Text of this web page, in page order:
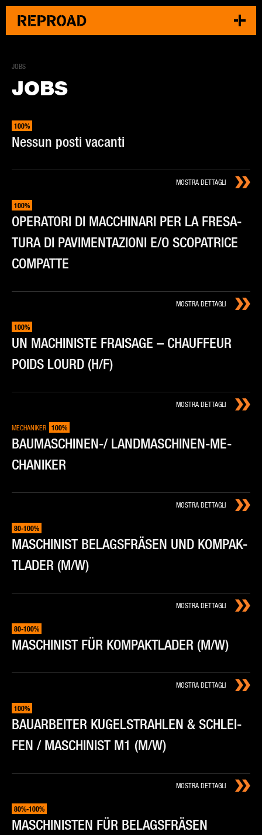
JOBS
JOBS
100%
Nes­sun po­sti va­can­ti
MOSTRA DETTAGLI
100%
OPE­RA­TO­RI DI MAC­CHI­NA­RI PER LA FRE­SA­
TU­RA DI PA­VI­MEN­TA­ZIO­NI E/O SCO­PA­TRI­CE
COM­PAT­TE
MOSTRA DETTAGLI
100%
UN MA­CHI­NI­STE FRAI­SA­GE – CHAUF­FEUR
POIDS LOURD (H/F)
MOSTRA DETTAGLI
MECHANIKER 100%
BAU­MA­SCHI­NEN-/ LAND­MA­SCHI­NEN-ME­
CHA­NI­KER
MOSTRA DETTAGLI
80-100%
MA­SCHI­NI­ST BE­LAG­SFRÄ­SEN UND KOM­PAK­
TLA­DER (M/W)
MOSTRA DETTAGLI
80-100%
MA­SCHI­NI­ST FÜR KOM­PAK­TLA­DER (M/W)
MOSTRA DETTAGLI
100%
BAUAR­BEI­TER KU­GEL­STRA­HLEN & SCHLEI­
FEN / MA­SCHI­NI­ST M1 (M/W)
MOSTRA DETTAGLI
80%-100%
MA­SCHI­NI­STEN FÜR BE­LAG­SFRÄ­SEN